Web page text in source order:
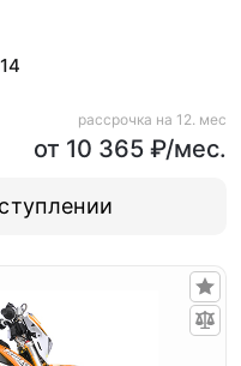
рассрочка на 12. мес
от 10 365 ₽/мес.